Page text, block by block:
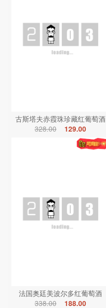
古斯塔夫赤霞珠珍藏红葡萄酒
328.00
129.00
法国奥廷美波尔多红葡萄酒
338.00
188.00